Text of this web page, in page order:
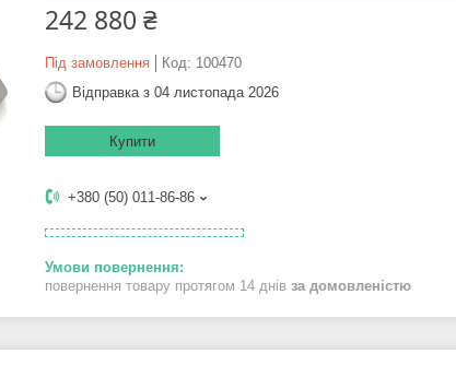
242 880 ₴
Під замовлення Код: 100470
Відправка з 04 листопада 2026
Купити
+380 (50) 011-86-86
повернення товару протягом 14 днів за домовленістю